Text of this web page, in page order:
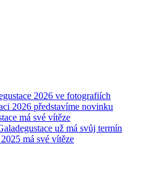
2026 ve fotografiích
2026 představíme novinku
má své vítěze
už má svůj termín
má své vítěze